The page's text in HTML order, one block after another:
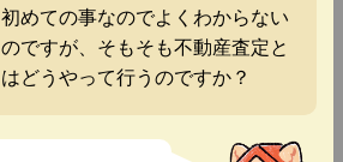
初めての事なのでよくわからない
のですが、そもそも不動産査定と
はどうやって行うのですか？